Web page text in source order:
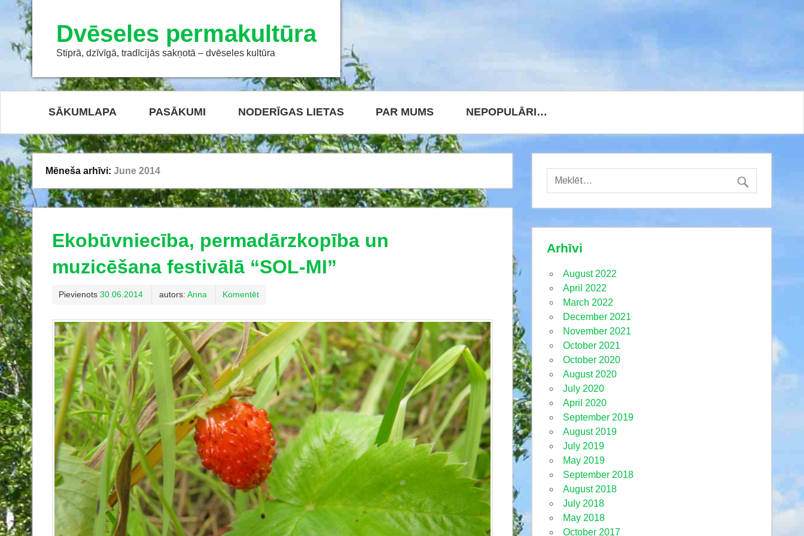
Dvēseles permakultūra
Stiprā, dzīvīgā, tradīcijās sakņotā – dvēseles kultūra
SĀKUMLAPA PASĀKUMI NODERĪGAS LIETAS PAR MUMS NEPOPULĀRI…
Mēneša arhīvi: June 2014
Ekobūvniecība, permadārzkopība un
muzicēšana festivālā “SOL-MI”
Pievienots 30.06.2014 autors: Anna Komentēt
Arhīvi
August 2022
April 2022
March 2022
December 2021
November 2021
October 2021
October 2020
August 2020
July 2020
April 2020
September 2019
August 2019
July 2019
May 2019
September 2018
August 2018
July 2018
May 2018
October 2017